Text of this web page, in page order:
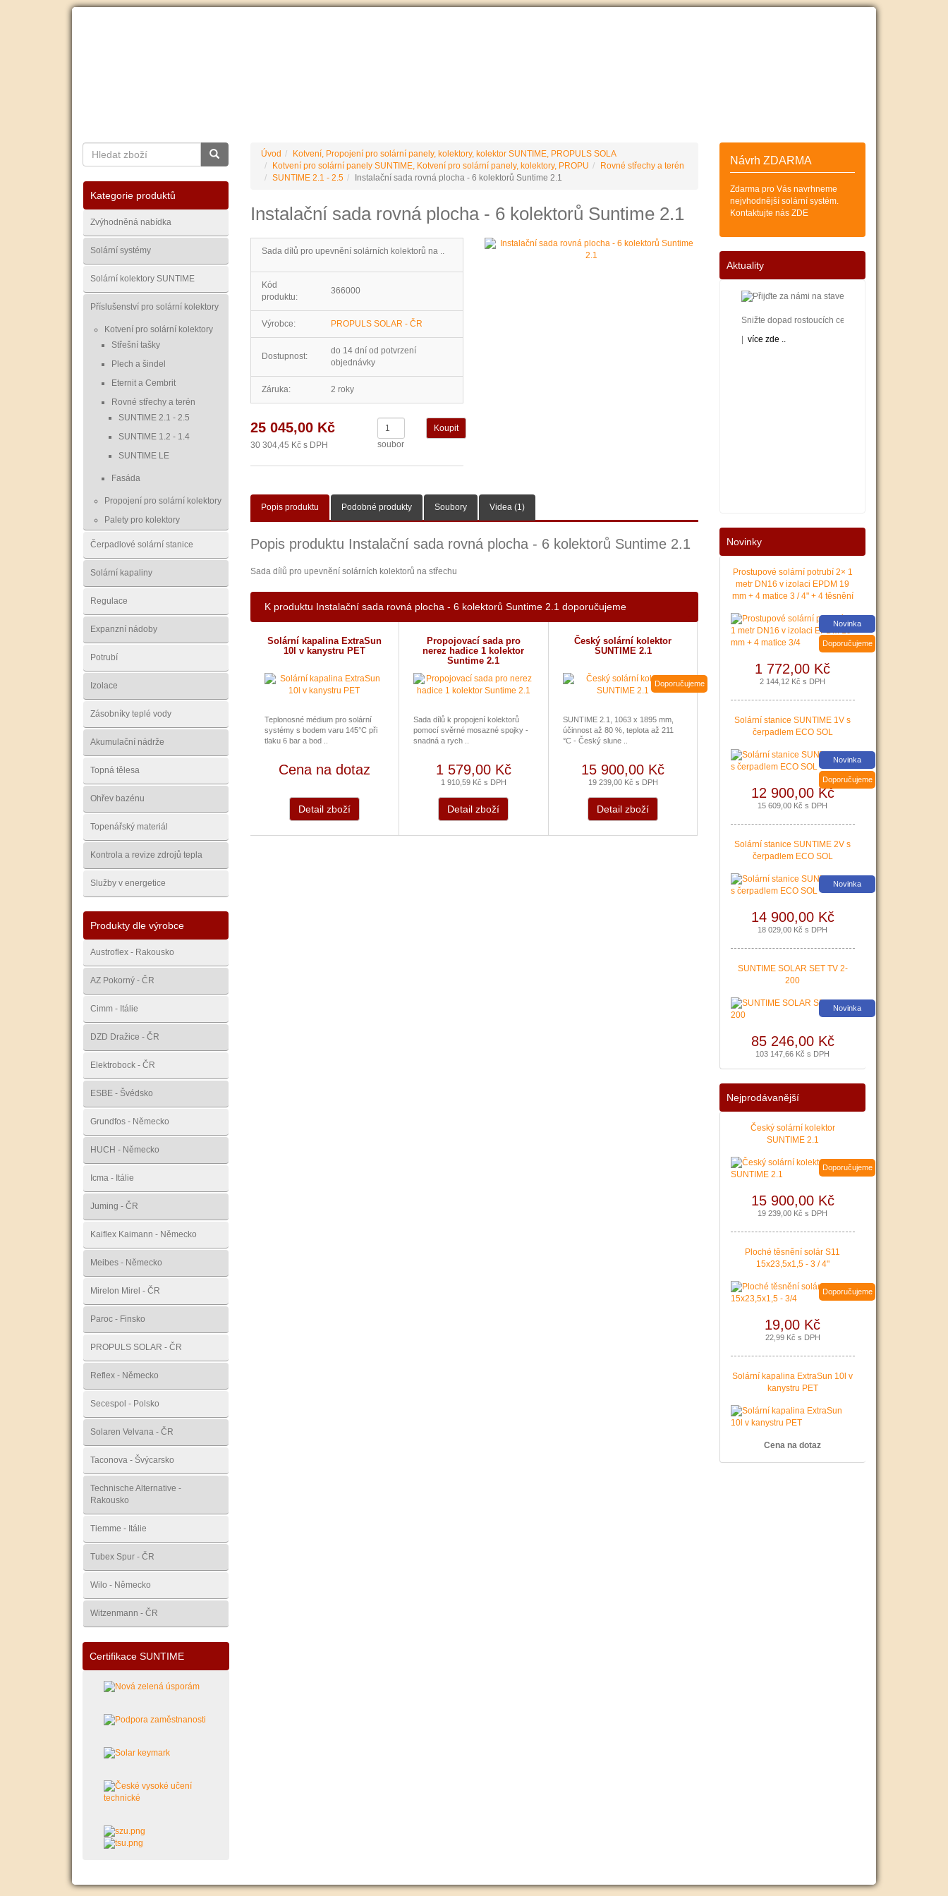
Kategorie produktů
Zvýhodněná nabídka
Solární systémy
Solární kolektory SUNTIME
Příslušenství pro solární kolektory
Kotvení pro solární kolektory
Střešní tašky
Plech a šindel
Eternit a Cembrit
Rovné střechy a terén
SUNTIME 2.1 - 2.5
SUNTIME 1.2 - 1.4
SUNTIME LE
Fasáda
Propojení pro solární kolektory
Palety pro kolektory
Čerpadlové solární stanice
Solární kapaliny
Regulace
Expanzní nádoby
Potrubí
Izolace
Zásobníky teplé vody
Akumulační nádrže
Topná tělesa
Ohřev bazénu
Topenářský materiál
Kontrola a revize zdrojů tepla
Služby v energetice
Produkty dle výrobce
Austroflex - Rakousko
AZ Pokorný - ČR
Cimm - Itálie
DZD Dražice - ČR
Elektrobock - ČR
ESBE - Švédsko
Grundfos - Německo
HUCH - Německo
Icma - Itálie
Juming - ČR
Kaiflex Kaimann - Německo
Meibes - Německo
Mirelon Mirel - ČR
Paroc - Finsko
PROPULS SOLAR - ČR
Reflex - Německo
Secespol - Polsko
Solaren Velvana - ČR
Taconova - Švýcarsko
Technische Alternative -
Rakousko
Tiemme - Itálie
Tubex Spur - ČR
Wilo - Německo
Witzenmann - ČR
Certifikace SUNTIME
Úvod
Kotvení, Propojení pro solární panely, kolektory, kolektor SUNTIME, PROPULS SOLA
Kotvení pro solární panely SUNTIME, Kotvení pro solární panely, kolektory, PROPU
Rovné střechy a terén
SUNTIME 2.1 - 2.5
Instalační sada rovná plocha - 6 kolektorů Suntime 2.1
Instalační sada rovná plocha - 6 kolektorů Suntime 2.1
Sada dílů pro upevnění solárních kolektorů na ..
Kód
produktu:
366000
Výrobce: PROPULS SOLAR - ČR
Dostupnost:
do 14 dní od potvrzení
objednávky
Záruka: 2 roky
25 045,00 Kč
30 304,45 Kč s DPH soubor
Popis produktu Podobné produkty Soubory Videa (1)
Popis produktu Instalační sada rovná plocha - 6 kolektorů Suntime 2.1
Sada dílů pro upevnění solárních kolektorů na střechu
K produktu Instalační sada rovná plocha - 6 kolektorů Suntime 2.1 doporučujeme
Solární kapalina ExtraSun
10l v kanystru PET
Teplonosné médium pro solární
systémy s bodem varu 145°C při
tlaku 6 bar a bod ..
Cena na dotaz
Detail zboží
Propojovací sada pro
nerez hadice 1 kolektor
Suntime 2.1
Sada dílů k propojení kolektorů
pomocí svěrné mosazné spojky -
snadná a rych ..
1 579,00 Kč
1 910,59 Kč s DPH
Detail zboží
Český solární kolektor
SUNTIME 2.1
Doporučujeme
SUNTIME 2.1, 1063 x 1895 mm,
účinnost až 80 %, teplota až 211
°C - Český slune ..
15 900,00 Kč
19 239,00 Kč s DPH
Detail zboží
Návrh ZDARMA
Zdarma pro Vás navrhneme
nejvhodnější solární systém.
Kontaktujte nás ZDE
Aktuality
Snižte dopad rostoucích cen energií na váš rodinný
více zde ..
Nové podmínky dotací na nové solární systémy,
Nová zelená úsporám a Kotlíkové dotace snadno s
|více zde ..
Novinky
Prostupové solární potrubí 2× 1
metr DN16 v izolaci EPDM 19
mm + 4 matice 3 / 4" + 4 těsnění
Novinka
Doporučujeme
1 772,00 Kč
2 144,12 Kč s DPH
Solární stanice SUNTIME 1V s
čerpadlem ECO SOL
Novinka
Doporučujeme
12 900,00 Kč
15 609,00 Kč s DPH
Solární stanice SUNTIME 2V s
čerpadlem ECO SOL
Novinka
14 900,00 Kč
18 029,00 Kč s DPH
SUNTIME SOLAR SET TV 2-
200
Novinka
85 246,00 Kč
103 147,66 Kč s DPH
Nejprodávanější
Český solární kolektor
SUNTIME 2.1
Doporučujeme
15 900,00 Kč
19 239,00 Kč s DPH
Ploché těsnění solár S11
15x23,5x1,5 - 3 / 4"
Doporučujeme
19,00 Kč
22,99 Kč s DPH
Solární kapalina ExtraSun 10l v
kanystru PET
Cena na dotaz